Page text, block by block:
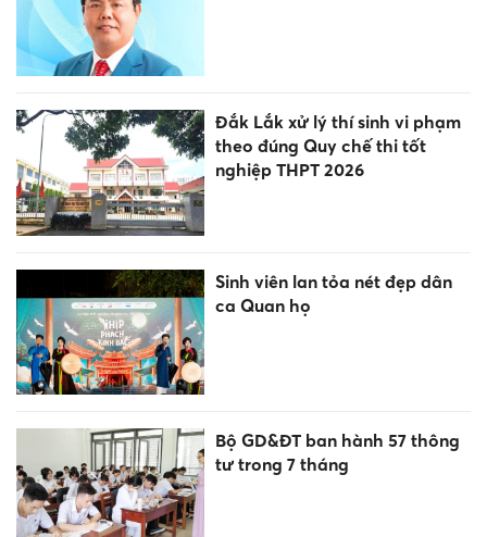
Đắk Lắk xử lý thí sinh vi phạm
theo đúng Quy chế thi tốt
nghiệp THPT 2026
Sinh viên lan tỏa nét đẹp dân
ca Quan họ
Bộ GD&ĐT ban hành 57 thông
tư trong 7 tháng